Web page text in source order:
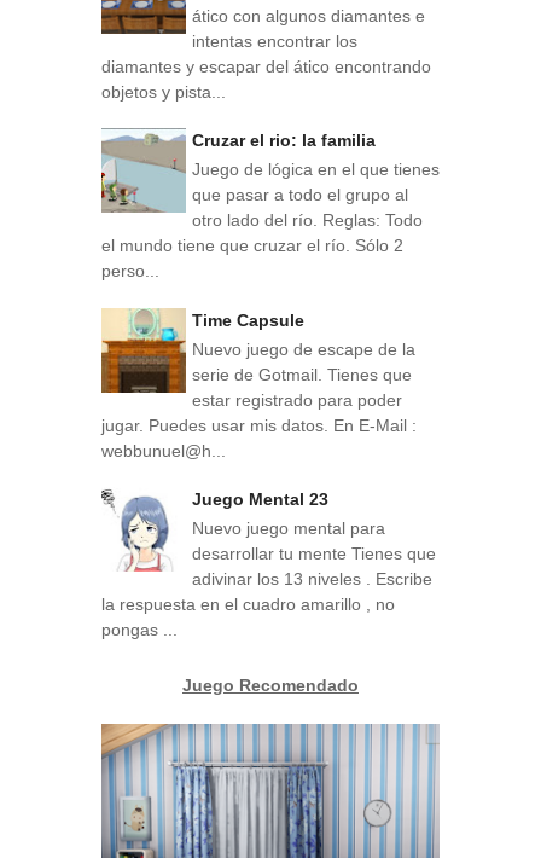
ático con algunos diamantes e
intentas encontrar los
diamantes y escapar del ático encontrando
objetos y pista...
Cruzar el rio: la familia
Juego de lógica en el que tienes
que pasar a todo el grupo al
otro lado del río. Reglas: Todo
el mundo tiene que cruzar el río. Sólo 2
perso...
Time Capsule
Nuevo juego de escape de la
serie de Gotmail. Tienes que
estar registrado para poder
jugar. Puedes usar mis datos. En E-Mail :
webbunuel@h...
Juego Mental 23
Nuevo juego mental para
desarrollar tu mente Tienes que
adivinar los 13 niveles . Escribe
la respuesta en el cuadro amarillo , no
pongas ...
Juego Recomendado